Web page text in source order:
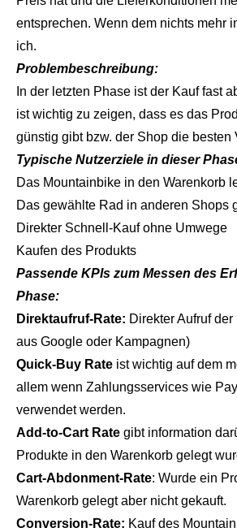
entsprechen. Wenn dem nichts mehr
ich.
Problembeschreibung:
In der letzten Phase ist der Kauf fast
ist wichtig zu zeigen, dass es das
günstig gibt bzw. der Shop die besten
Typische Nutzerziele in dieser
Das Mountainbike in den Warenkorb
Das gewählte Rad in anderen Shops
Direkter Schnell-Kauf ohne Umwege
Kaufen des Produkts
Passende KPIs zum Messen des
Phase:
Direktaufruf-Rate: Direkter Aufruf
aus Google oder Kampagnen)
Quick-Buy Rate ist wichtig auf dem
allem wenn Zahlungsservices wie
verwendet werden.
Add-to-Cart Rate gibt information
Produkte in den Warenkorb gelegt
Cart-Abdonment-Rate: Wurde ein
Warenkorb gelegt aber nicht gekauft.
Conversion-Rate: Kauf des